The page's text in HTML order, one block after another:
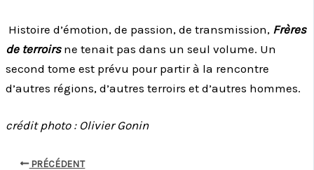
Histoire d’émotion, de passion, de transmission, Frères
de terroirsne tenait pas dans un seul volume. Un
second tome est prévu pour partir à la rencontre
d’autres régions, d’autres terroirs et d’autres hommes.
crédit photo : Olivier Gonin
PRÉCÉDENT